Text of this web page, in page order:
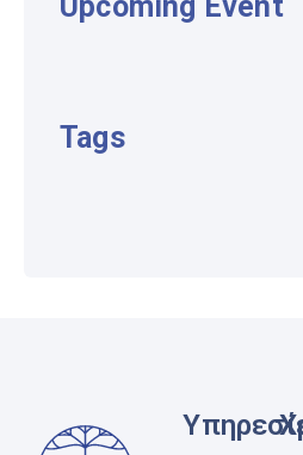
Upcoming Event
Tags